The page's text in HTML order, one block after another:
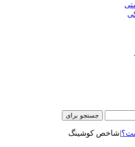
جستجو برای
|شاخص کوشینگ